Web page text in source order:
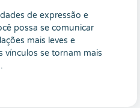
de expressão e
possa se comunicar
mais leves e
vínculos se tornam mais